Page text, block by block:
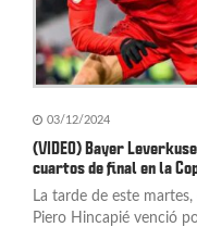
03/12/2024
(VIDEO) Bayer
cuartos de final en la
La tarde de este
Piero Hincapié venció